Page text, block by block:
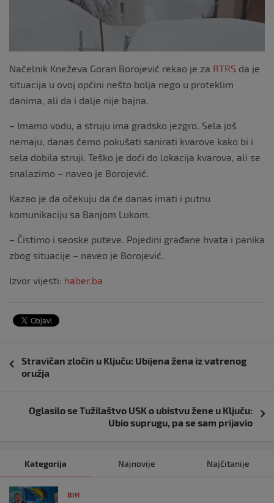
Načelnik Kneževa Goran Borojević rekao je za RTRS da je
situacija u ovoj općini nešto bolja nego u proteklim
danima, ali da i dalje nije bajna.
– Imamo vodu, a struju ima gradsko jezgro. Sela još
nemaju, danas ćemo pokušati sanirati kvarove kako bi i
sela dobila struji. Teško je doći do lokacija kvarova, ali se
snalazimo – naveo je Borojević.
Kazao je da očekuju da će danas imati i putnu
komunikaciju sa Banjom Lukom.
– Čistimo i seoske puteve. Pojedini građane hvata i panika
zbog situacije – naveo je Borojević.
Izvor vijesti: haber.ba
objava
Stravičan zločin u Ključu: Ubijena žena iz vatrenog
oružja
Oglasilo se Tužilaštvo USK o ubistvu žene u Ključu:
Ubio suprugu, pa se sam prijavio
Kategorija Najnovije Najčitanije
BIH